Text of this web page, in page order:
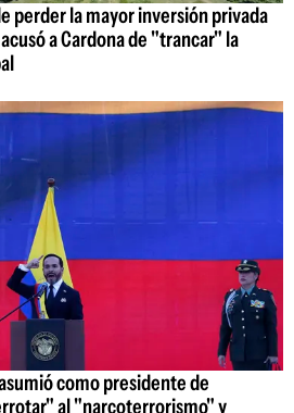
perder la mayor inversión privada
a Cardona de "trancar" la
como presidente de
al "narcoterrorismo" y